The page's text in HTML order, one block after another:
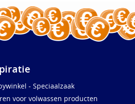
- Speciaalzaak
voor volwassen producten